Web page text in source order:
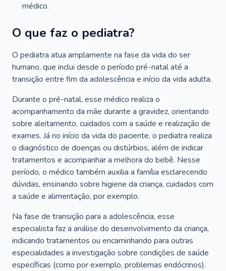
médico.
O que faz o pediatra?
O pediatra atua amplamente na fase da vida do ser
humano, que inclui desde o período pré-natal até a
transição entre fim da adolescência e início da vida adulta.
Durante o pré-natal, esse médico realiza o
acompanhamento da mãe durante a gravidez, orientando
sobre aleitamento, cuidados com a saúde e realização de
exames. Já no início da vida do paciente, o pediatra realiza
o diagnóstico de doenças ou distúrbios, além de indicar
tratamentos e acompanhar a melhora do bebê. Nesse
período, o médico também auxilia a família esclarecendo
dúvidas, ensinando sobre higiene da criança, cuidados com
a saúde e alimentação, por exemplo.
Na fase de transição para a adolescência, esse
especialista faz a análise do desenvolvimento da criança,
indicando tratamentos ou encaminhando para outras
especialidades a investigação sobre condições de saúde
específicas (como por exemplo, problemas endócrinos).